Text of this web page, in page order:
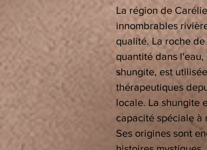
La région de
innombrables
qualité. La roche
quantité dans l'eau,
shungite, est
thérapeutiques
locale. La shungite
capacité spéciale à
Ses origines sont